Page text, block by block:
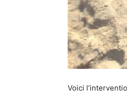
Voici